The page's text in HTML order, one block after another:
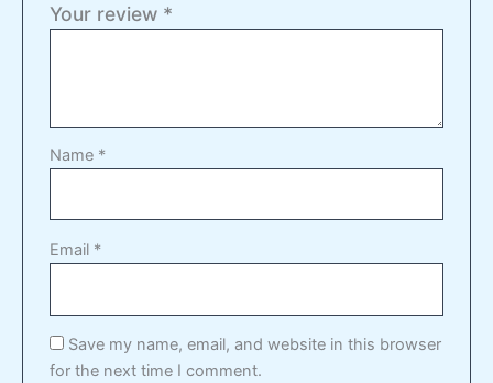
Your review *
Name *
Email *
Save my name, email, and website in this browser
for the next time I comment.